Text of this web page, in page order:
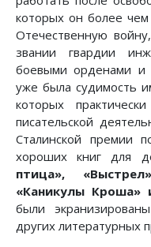
которых он более
Отечественную
звании гвардии
боевыми орденами и
уже была судимость
которых
писательской
Сталинской премии
хороших книг для
птица»,
«Каникулы Кроша»
были
других литературных